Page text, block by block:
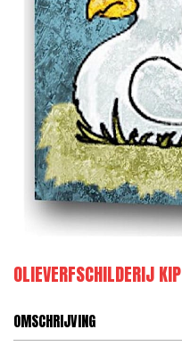
OLIEVERFSCHILDERIJ KIP
OMSCHRIJVING